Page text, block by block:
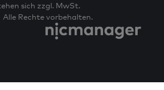
sich zzgl. MwSt.
Rechte vorbehalten.